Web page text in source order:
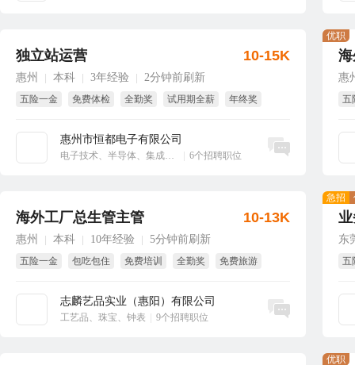
独立站运营
惠州 本科 3年经验 2分钟前刷新
五险一金 免费体检 全勤奖 试用期全薪
年终奖
惠州市恒都电子有限公司
电子技术、半导体、集成电路 6个招聘职位
10-15K
立即沟通
惠
五
优职
海外工厂总生管主管
惠州 本科 10年经验 5分钟前刷新
五险一金 包吃包住 免费培训 全勤奖
免费旅游
志麟艺品实业（惠阳）有限公司
工艺品、珠宝、钟表 9个招聘职位
10-13K
立即沟通
东
五
急招
优职